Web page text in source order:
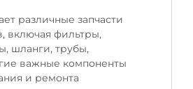
различные запчасти
включая фильтры,
шланги, трубы,
важные компоненты
и ремонта